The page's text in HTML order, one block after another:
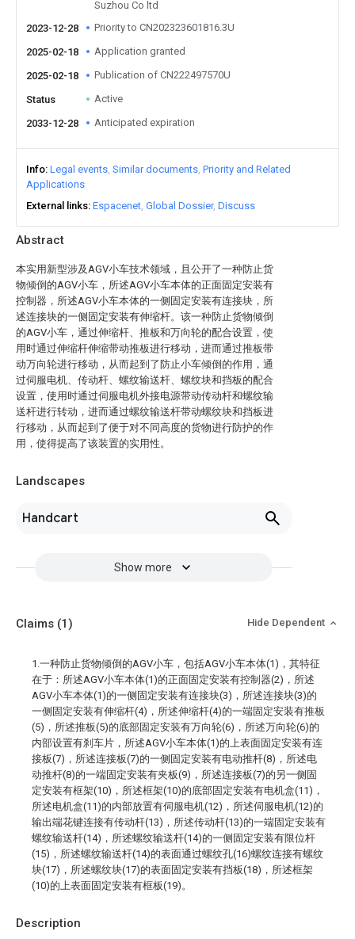
Abstract
本实用新型涉及AGV小车技术领域，且公开了一种防止货
物倾倒的AGV小车，所述AGV小车本体的正面固定安装有
控制器，所述AGV小车本体的一侧固定安装有连接块，所
述连接块的一侧固定安装有伸缩杆。该一种防止货物倾倒
的AGV小车，通过伸缩杆、推板和万向轮的配合设置，使
用时通过伸缩杆伸缩带动推板进行移动，进而通过推板带
动万向轮进行移动，从而起到了防止小车倾倒的作用，通
过伺服电机、传动杆、螺纹输送杆、螺纹块和挡板的配合
设置，使用时通过伺服电机外接电源带动传动杆和螺纹输
送杆进行转动，进而通过螺纹输送杆带动螺纹块和挡板进
行移动，从而起到了便于对不同高度的货物进行防护的作
用，使得提高了该装置的实用性。
Landscapes
Handcart
Show more
Suzhou Co ltd
2023-12-28
Priority to CN202323601816.3U
2025-02-18 Application granted
2025-02-18 Publication of CN222497570U
Status Active
2033-12-28 Anticipated expiration
Info Legal events Similar documents Priority and Related
Applications
External links Espacenet Global Dossier Discuss
Description
Claims (1) Hide Dependent
1.一种防止货物倾倒的AGV小车，包括AGV小车本体(1)，其特征
在于：所述AGV小车本体(1)的正面固定安装有控制器(2)，所述
AGV小车本体(1)的一侧固定安装有连接块(3)，所述连接块(3)的
一侧固定安装有伸缩杆(4)，所述伸缩杆(4)的一端固定安装有推板
(5)，所述推板(5)的底部固定安装有万向轮(6)，所述万向轮(6)的
内部设置有刹车片，所述AGV小车本体(1)的上表面固定安装有连
接板(7)，所述连接板(7)的一侧固定安装有电动推杆(8)，所述电
动推杆(8)的一端固定安装有夹板(9)，所述连接板(7)的另一侧固
定安装有框架(10)，所述框架(10)的底部固定安装有电机盒(11)，
所述电机盒(11)的内部放置有伺服电机(12)，所述伺服电机(12)的
输出端花键连接有传动杆(13)，所述传动杆(13)的一端固定安装有
螺纹输送杆(14)，所述螺纹输送杆(14)的一侧固定安装有限位杆
(15)，所述螺纹输送杆(14)的表面通过螺纹孔(16)螺纹连接有螺纹
块(17)，所述螺纹块(17)的表面固定安装有挡板(18)，所述框架
(10)的上表面固定安装有框板(19)。